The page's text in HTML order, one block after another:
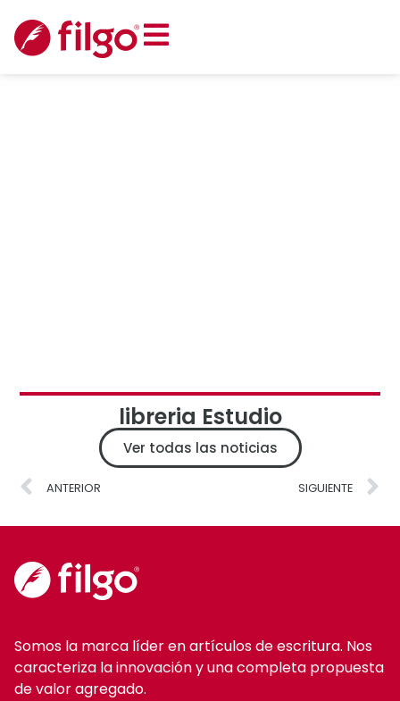
libreria Estudio
Ver todas las noticias
ANTERIOR SIGUIENTE
Somos la marca líder en artículos de escritura. Nos
caracteriza la innovación y una completa propuesta
de valor agregado.